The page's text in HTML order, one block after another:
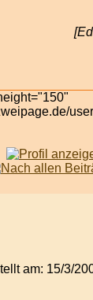
am: 15/3/